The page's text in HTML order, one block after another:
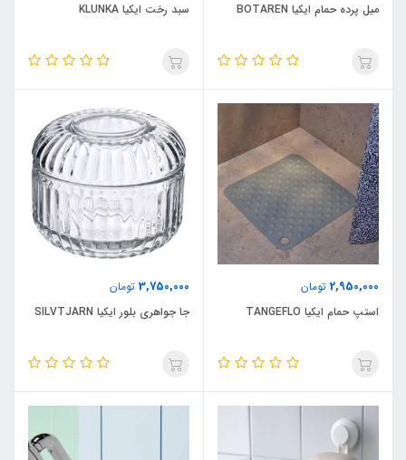
میل پرده حمام ایکیا BOTAREN
سبد رخت ایکیا KLUNKA
2,950,000 تومان
استپ حمام ایکیا TANGEFLO
3,750,000 تومان
جا جواهری بلور ایکیا SILVTJARN